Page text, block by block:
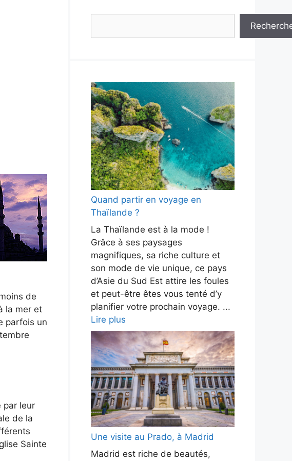
de
la mer et
parfois un
par leur
de la
Sainte
Quand partir en voyage en
Thaïlande ?
La Thaïlande est à la mode !
Grâce à ses paysages
magnifiques, sa riche culture et
son mode de vie unique, ce pays
d’Asie du Sud Est attire les foules
et peut-être êtes vous tenté d’y
planifier votre prochain voyage. ...
Lire plus
Une visite au Prado, à Madrid
Madrid est riche de beautés,